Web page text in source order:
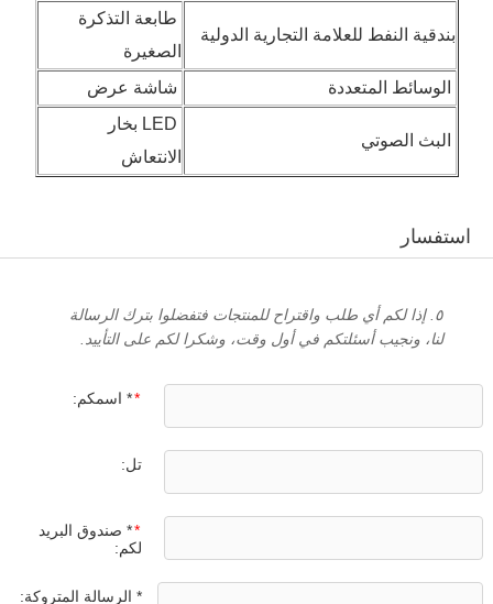
بندقية النفط للعلامة التجارية الدولية
طابعة التذكرة
الصغيرة
الوسائط المتعددة
شاشة عرض
البث الصوتي
LED بخار
الانتعاش
استفسار
٥. إذا لكم أي طلب واقتراح للمنتجات فتفضلوا بترك الرسالة
لنا، ونجيب أسئلتكم في أول وقت، وشكرا لكم على التأييد.
** اسمكم:
تل:
** صندوق البريد
لكم:
* الرسالة المتروكة: